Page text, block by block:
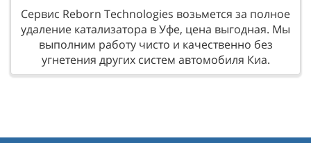
Сервис Reborn Technologies возьмется за полное
удаление катализатора в Уфе, цена выгодная. Мы
выполним работу чисто и качественно без
угнетения других систем автомобиля Киа.